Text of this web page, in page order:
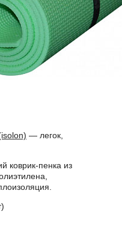
— легок,
коврик-пенка из